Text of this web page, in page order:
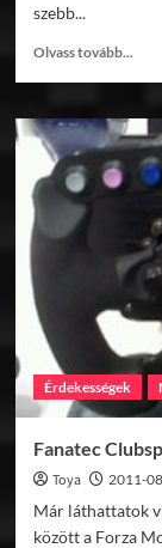
szebb...
Olvass tovább...
GT
&
mod
Érdekességek
Fanatec
Toya 2011-
Már láthattatok
között a Forza